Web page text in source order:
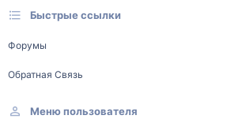
Быстрые ссылки
Форумы
Обратная Связь
Меню пользователя